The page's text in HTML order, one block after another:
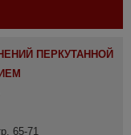
ПЕРКУТАННОЙ
65-71